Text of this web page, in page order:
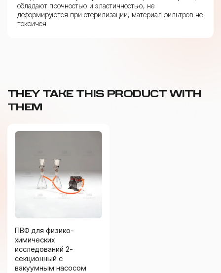
обладают прочностью и эластичностью, не
деформируются при стерилизации, материал фильтров не
токсичен.
THEY TAKE THIS PRODUCT WITH
THEM
ПВФ для физико-
химических
исследований 2-
секционный с
вакуумным насосом